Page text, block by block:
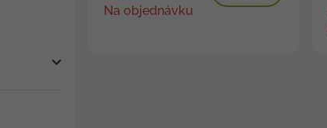
Na objednávku